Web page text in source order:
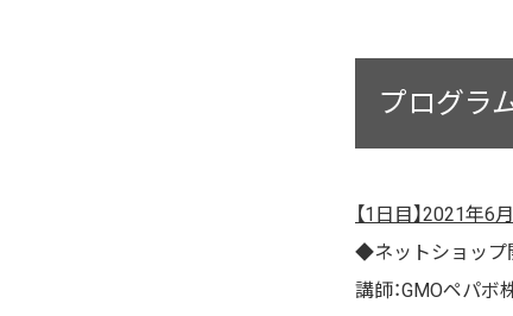
プログラ
【1日目】2021年6
◆ネットショップ
講師：GMOペパボ